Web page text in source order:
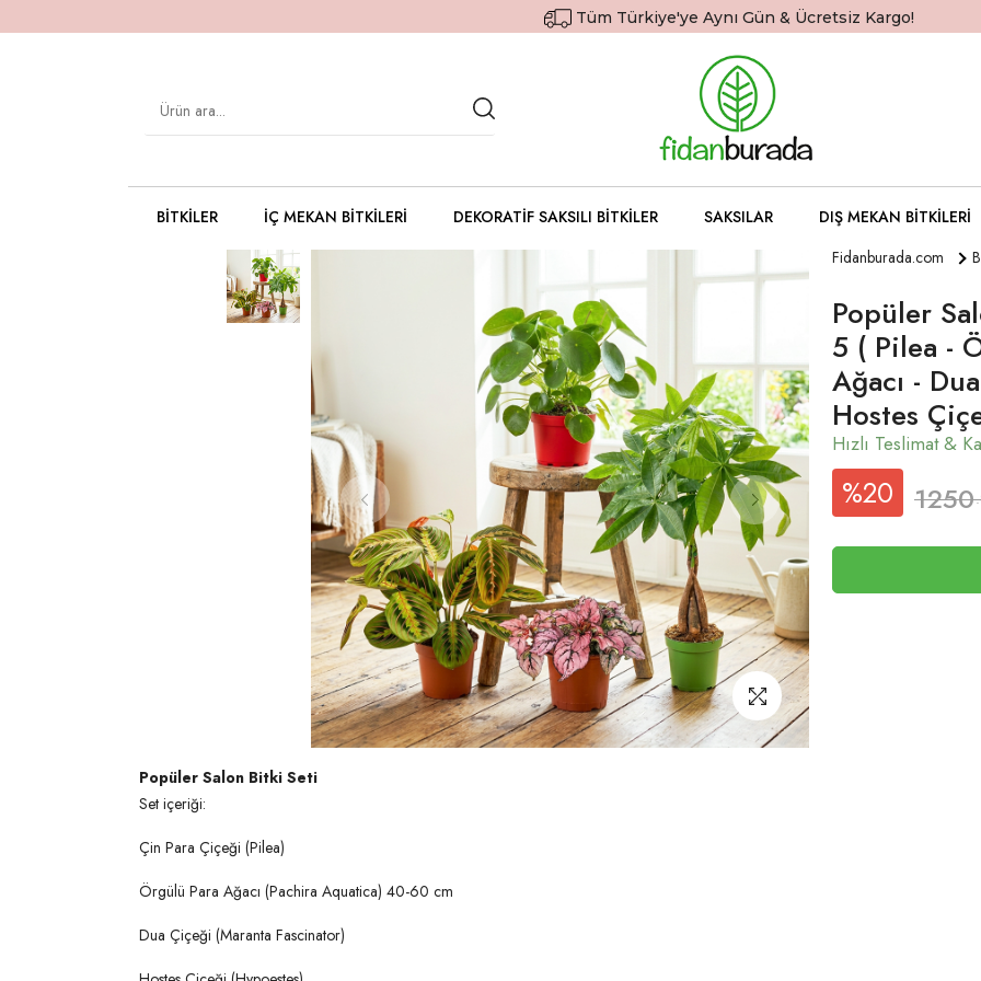
Tüm Türkiye'ye Aynı Gün & Ücretsiz Kargo!
BITKILER İÇ MEKAN BITKILERI DEKORATIF SAKSILI BITKILER SAKSILAR DIŞ MEKAN BITKILERI
Fidanburada.com
Popüler
5 ( Pilea -
Ağacı -
Hostes
%20 1250
Popüler Salon Bitki Seti
Set içeriği:
Çin Para Çiçeği (Pilea)
Örgülü Para Ağacı (Pachira Aquatica) 40-60 cm
Dua Çiçeği (Maranta Fascinator)